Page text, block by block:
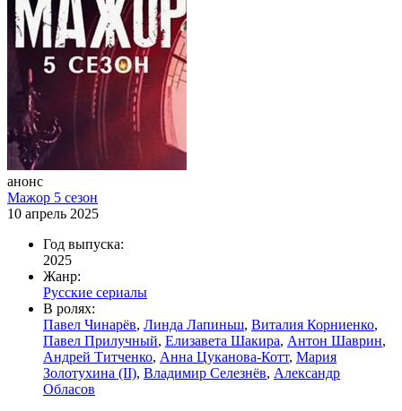
анонс
Мажор 5 сезон
10 апрель 2025
Год выпуска:
2025
Жанр:
Русские сериалы
В ролях:
Павел Чинарёв, Линда Лапиньш, Виталия Корниенко,
Павел Прилучный, Елизавета Шакира, Антон Шаврин,
Андрей Титченко, Анна Цуканова-Котт, Мария
Золотухина (II), Владимир Селезнёв, Александр
Обласов